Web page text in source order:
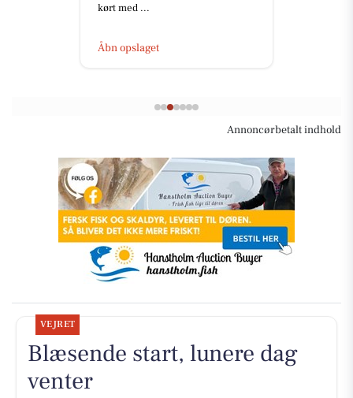
kørt med ...
Åbn opslaget
Annoncørbetalt indhold
VEJRET
Blæsende start, lunere dag
venter